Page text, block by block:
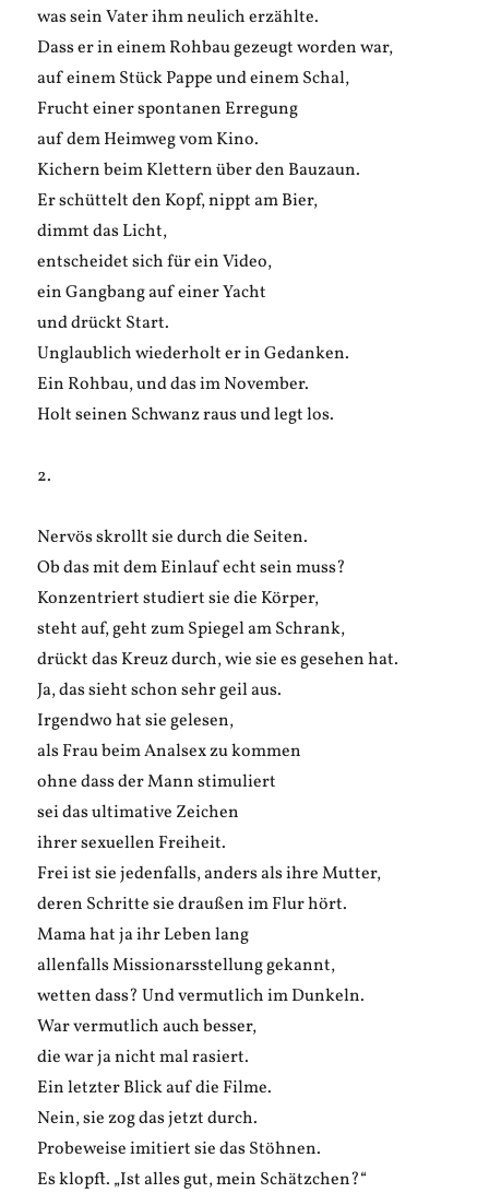
was sein Vater ihm neulich erzählte.
Dass er in einem Rohbau gezeugt worden war,
auf einem Stück Pappe und einem Schal,
Frucht einer spontanen Erregung
auf dem Heimweg vom Kino.
Kichern beim Klettern über den Bauzaun.
Er schüttelt den Kopf, nippt am Bier,
dimmt das Licht,
entscheidet sich für ein Video,
ein Gangbang auf einer Yacht
und drückt Start.
Unglaublich wiederholt er in Gedanken.
Ein Rohbau, und das im November.
Holt seinen Schwanz raus und legt los.
2.
Nervös skrollt sie durch die Seiten.
Ob das mit dem Einlauf echt sein muss?
Konzentriert studiert sie die Körper,
steht auf, geht zum Spiegel am Schrank,
drückt das Kreuz durch, wie sie es gesehen hat.
Ja, das sieht schon sehr geil aus.
Irgendwo hat sie gelesen,
als Frau beim Analsex zu kommen
ohne dass der Mann stimuliert
sei das ultimative Zeichen
ihrer sexuellen Freiheit.
Frei ist sie jedenfalls, anders als ihre Mutter,
deren Schritte sie draußen im Flur hört.
Mama hat ja ihr Leben lang
allenfalls Missionarsstellung gekannt,
wetten dass? Und vermutlich im Dunkeln.
War vermutlich auch besser,
die war ja nicht mal rasiert.
Ein letzter Blick auf die Filme.
Nein, sie zog das jetzt durch.
Probeweise imitiert sie das Stöhnen.
Es klopft. „Ist alles gut, mein Schätzchen?“